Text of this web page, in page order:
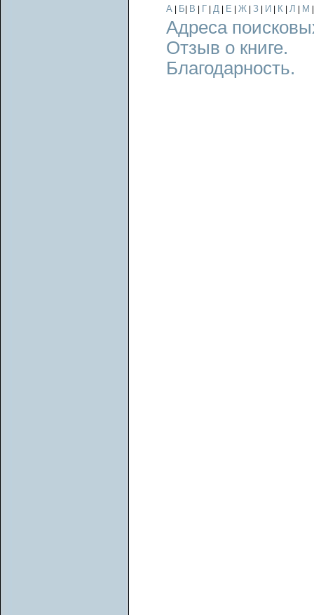
А Б В Г Д Е Ж З И К Л М
Адреса
Отзыв о книге.
Благодарность.